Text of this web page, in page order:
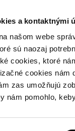
a kontaktnými
našom webe
sú naozaj
cookies, ktoré
cookies nám
zas umožňujú
nám pomohlo,